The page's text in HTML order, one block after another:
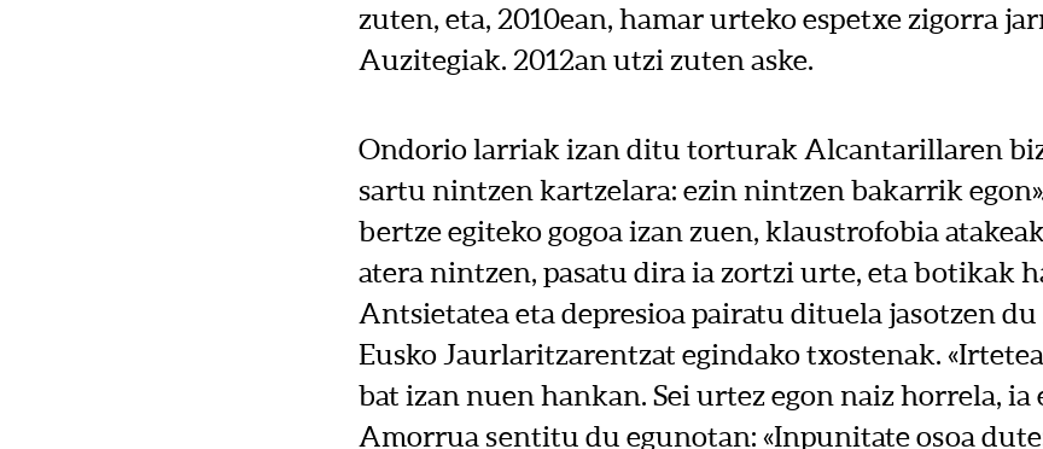
zuten, eta, 2010ean, hamar urteko espetxe zigorra
Auzitegiak. 2012an utzi zuten aske.
Ondorio larriak izan ditu torturak Alcantarillaren
sartu nintzen kartzelara: ezin nintzen bakarrik
bertze egiteko gogoa izan zuen, klaustrofobia
atera nintzen, pasatu dira ia zortzi urte, eta botikak
Antsietatea eta depresioa pairatu dituela jasotzen
Eusko Jaurlaritzarentzat egindako txostenak.
bat izan nuen hankan. Sei urtez egon naiz horrela, ia
Amorrua sentitu du egunotan: «Inpunitate osoa